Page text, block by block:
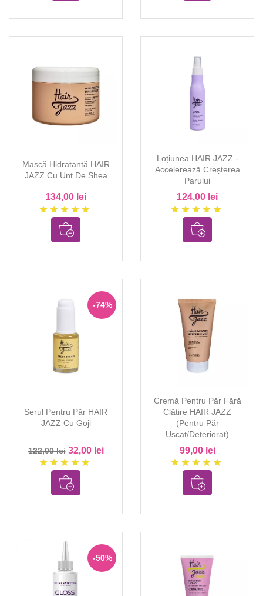
Mască Hidratantă HAIR
JAZZ Cu Unt De Shea
134,00 lei
star star star star star
Loțiunea HAIR JAZZ -
Accelerează Creșterea
Parului
124,00 lei
star star star star star
Serul Pentru Păr HAIR
JAZZ Cu Goji
122,00 lei 32,00 lei
star star star star star
-74%
Cremă Pentru Păr Fără
Clătire HAIR JAZZ
(pentru Păr
Uscat/deteriorat)
99,00 lei
star star star star star
-50%